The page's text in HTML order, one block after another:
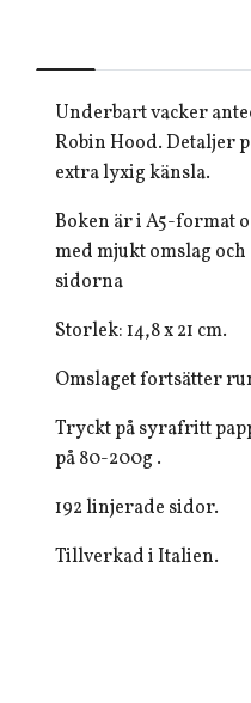
Underbart vacker
Robin Hood. Detaljer
extra lyxig känsla.
Boken är i A5-format
med mjukt omslag
sidorna
Storlek: 14,8 x 21 cm.
Omslaget fortsätter
Tryckt på syrafritt
på 80-200g .
192 linjerade sidor.
Tillverkad i Italien.